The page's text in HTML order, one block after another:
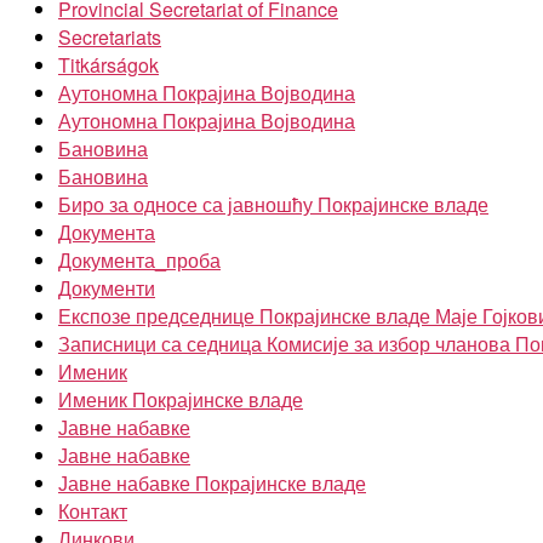
Provincial Secretariat of Finance
Secretariats
Titkárságok
Аутономна Покрајина Војводина
Аутономна Покрајина Војводина
Бановина
Бановина
Биро за односе са јавношћу Покрајинске владе
Документа
Документа_проба
Документи
Експозе председнице Покрајинске владе Маје
Записници са седница Комисије за избор чланова
Именик
Именик Покрајинске владе
Јавне набавке
Јавне набавке
Јавне набавке Покрајинске владе
Контакт